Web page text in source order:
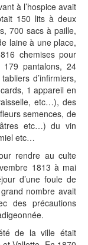
à l’hospice avait
150 lits à deux
700 sacs à paille,
laine à une place,
chemises pour
pantalons, 24
d’infirmiers,
1 appareil en
etc…), des
semences, de
etc…) du vin
etc…
rendre au culte
1813 à mai
d’une foule de
nombre avait
des précautions
de la ville était